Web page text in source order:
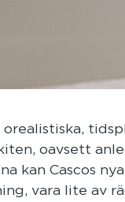
oavsett
kan Cascos
vara lite av